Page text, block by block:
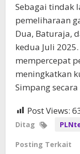
Sebagai tindak
pemeliharaan
Dua, Baturaja,
kedua Juli
mempercepat
meningkatkan
Simpang
Post Views:
Ditag
Posting Terkait